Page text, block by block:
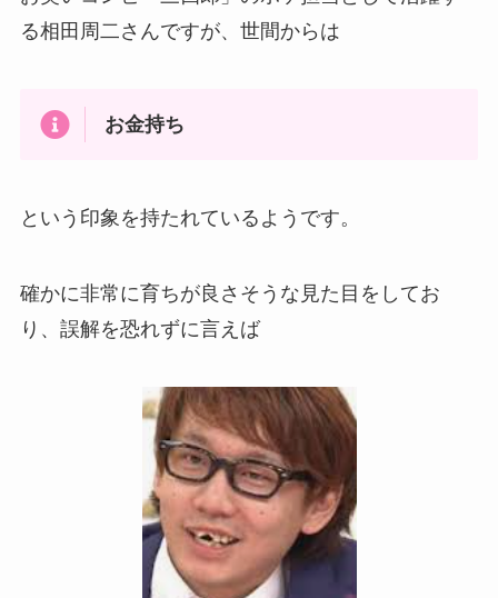
る相田周二さんですが、世間からは
お金持ち
という印象を持たれているようです。
確かに非常に育ちが良さそうな見た目をしてお
り、誤解を恐れずに言えば